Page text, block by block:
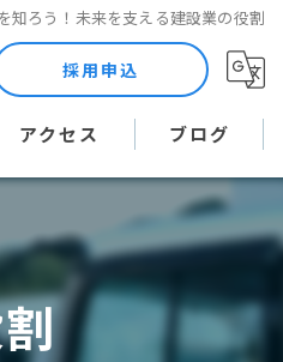
知ろう！未来を支える建設業の役割
採用申込
アクセス ブログ
コラム